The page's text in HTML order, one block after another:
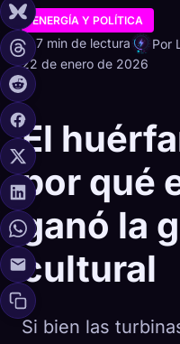
ENERGÍA Y POLÍTICA
7 min de lectura
Por
22 de enero de 2026
El
por qué
ganó la
cultural
Si bien las